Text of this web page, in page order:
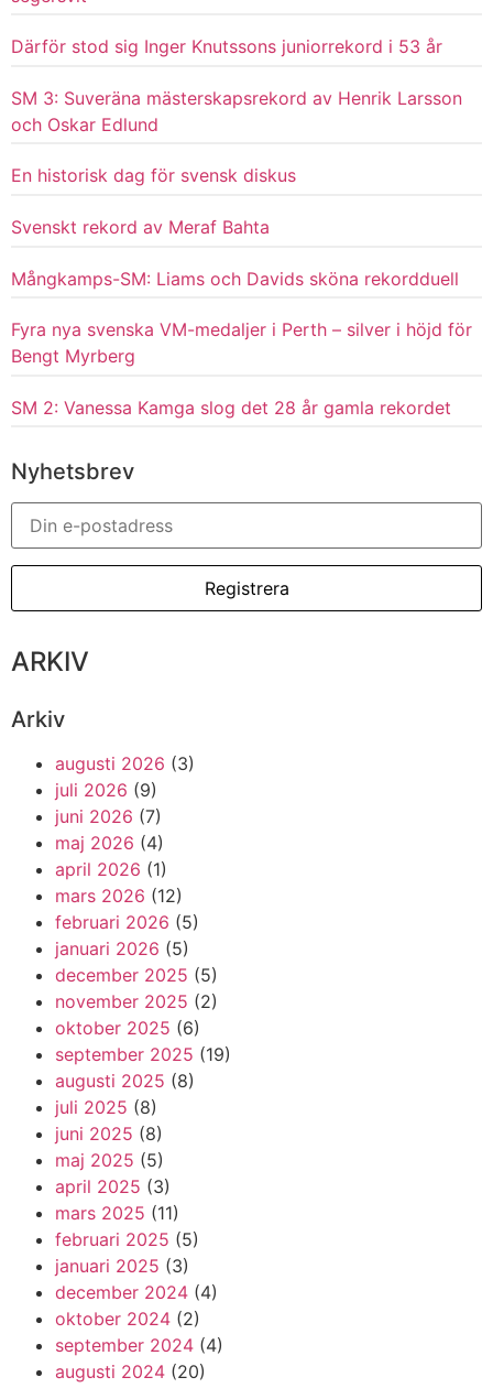
Därför stod sig Inger Knutssons juniorrekord i 53 år
SM 3: Suveräna mästerskapsrekord av Henrik Larsson
och Oskar Edlund
En historisk dag för svensk diskus
Svenskt rekord av Meraf Bahta
Mångkamps-SM: Liams och Davids sköna rekordduell
Fyra nya svenska VM-medaljer i Perth – silver i höjd för
Bengt Myrberg
SM 2: Vanessa Kamga slog det 28 år gamla rekordet
Nyhetsbrev
ARKIV
Arkiv
augusti 2026 (3)
juli 2026 (9)
juni 2026 (7)
maj 2026 (4)
april 2026 (1)
mars 2026 (12)
februari 2026 (5)
januari 2026 (5)
december 2025 (5)
november 2025 (2)
oktober 2025 (6)
september 2025 (19)
augusti 2025 (8)
juli 2025 (8)
juni 2025 (8)
maj 2025 (5)
april 2025 (3)
mars 2025 (11)
februari 2025 (5)
januari 2025 (3)
december 2024 (4)
oktober 2024 (2)
september 2024 (4)
augusti 2024 (20)